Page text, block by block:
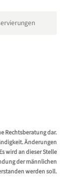
Rechtsberatung dar.
Änderungen
wird an dieser Stelle
der männlichen
werden soll.